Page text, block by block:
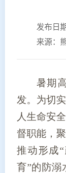
发布日
来源：
暑期
发。为切
人生命安
督职能，
推动形成
育”的防溺